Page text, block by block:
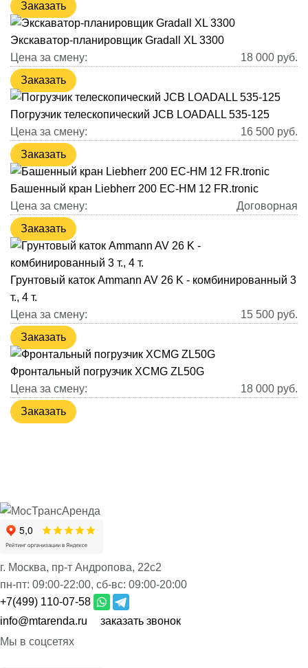
Заказать
Экскаватор-планировщик Gradall XL 3300
Цена за смену:
18 000 руб.
Заказать
Погрузчик телескопический JCB LOADALL 535-125
Цена за смену:
16 500 руб.
Заказать
Башенный кран Liebherr 200 EC-HM 12 FR.tronic
Цена за смену:
Договорная
Заказать
Грунтовый каток Ammann AV 26 K - комбинированный 3
т., 4 т.
Цена за смену:
15 500 руб.
Заказать
Фронтальный погрузчик XCMG ZL50G
Цена за смену:
18 000 руб.
Заказать
г. Москва, пр-т Андропова, 22с2
пн-пт: 09:00-22:00, сб-вс: 09:00-20:00
+7(499) 110-07-58
info@mtarenda.ru
заказать звонок
Мы в соцсетях